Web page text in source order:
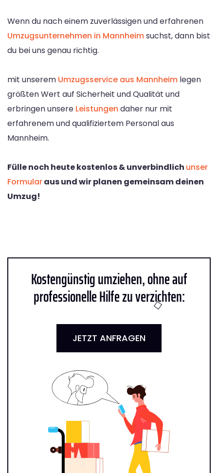
Wenn du nach einem zuverlässigen und erfahrenen
Umzugsunternehmen in Mannheimsuchst, dann bist
du bei uns genau richtig.
mit unserem Umzugsservice aus Mannheim legen
größten Wert auf Sicherheit und Qualität und
erbringen unsere Leistungen daher nur mit
erfahrenem und qualifiziertem Personal aus
Mannheim.
Fülle noch heute kostenlos & unverbindlich unser
Formularaus und wir planen gemeinsam deinen
Umzug!
Kostengünstig umziehen, ohne auf
professionelle Hilfe zu verzichten:
JETZT ANFRAGEN